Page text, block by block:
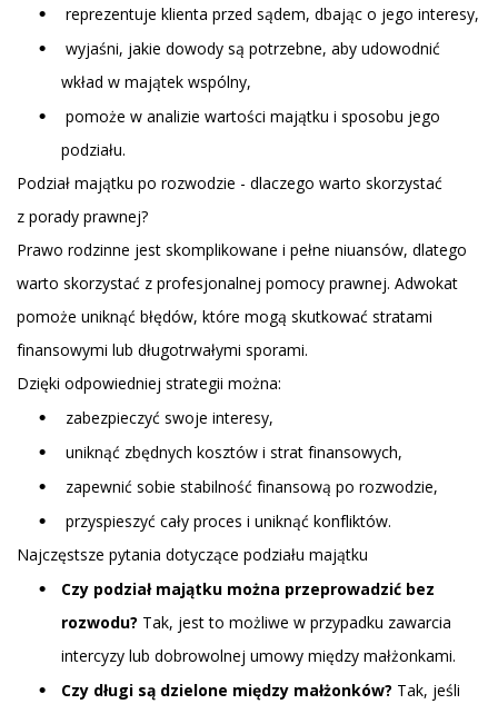
reprezentuje klienta przed sądem, dbając o jego interesy,
wyjaśni, jakie dowody są potrzebne, aby udowodnić
wkład w majątek wspólny,
pomoże w analizie wartości majątku i sposobu jego
podziału.
Podział majątku po rozwodzie - dlaczego warto skorzystać
z porady prawnej?
Prawo rodzinne jest skomplikowane i pełne niuansów, dlatego
warto skorzystać z profesjonalnej pomocy prawnej. Adwokat
pomoże uniknąć błędów, które mogą skutkować stratami
finansowymi lub długotrwałymi sporami.
Dzięki odpowiedniej strategii można:
zabezpieczyć swoje interesy,
uniknąć zbędnych kosztów i strat finansowych,
zapewnić sobie stabilność finansową po rozwodzie,
przyspieszyć cały proces i uniknąć konfliktów.
Najczęstsze pytania dotyczące podziału majątku
Czy podział majątku można przeprowadzić bez
rozwodu? Tak, jest to możliwe w przypadku zawarcia
intercyzy lub dobrowolnej umowy między małżonkami.
Czy długi są dzielone między małżonków? Tak, jeśli